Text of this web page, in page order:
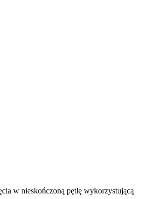
w nieskończoną pętlę wykorzystującą